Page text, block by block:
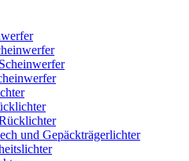
und Gepäckträgerlichter